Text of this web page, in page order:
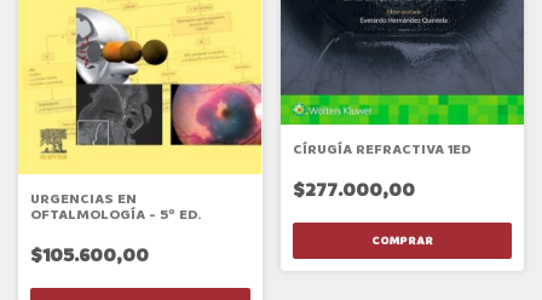
URGENCIAS EN
OFTALMOLOGÍA - 5º ED.
$105.600,00
CÍRUGÍA REFRACTIVA 1ED
$277.000,00